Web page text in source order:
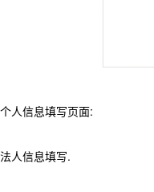
个人信息填写页面:
法人信息填写.